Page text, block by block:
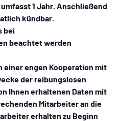
1 Jahr . Anschließend
kündbar
bei
beachtet werden
einer engen Kooperation mit
der reibungslosen
Ihnen erhaltenen Daten mit
Mitarbeiter an die
erhalten zu Beginn